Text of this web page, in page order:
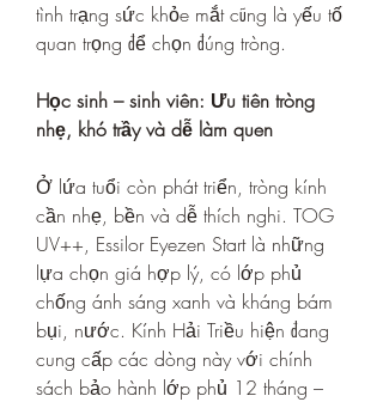
tình trạng sức khỏe mắt cũng là yếu tố
quan trọng để chọn đúng tròng.
Học sinh – sinh viên: Ưu tiên tròng
nhẹ, khó trầy và dễ làm quen
Ở lứa tuổi còn phát triển, tròng kính
cần nhẹ, bền và dễ thích nghi. TOG
UV++, Essilor Eyezen Start là những
lựa chọn giá hợp lý, có lớp phủ
chống ánh sáng xanh và kháng bám
bụi, nước. Kính Hải Triều hiện đang
cung cấp các dòng này với chính
sách bảo hành lớp phủ 12 tháng –